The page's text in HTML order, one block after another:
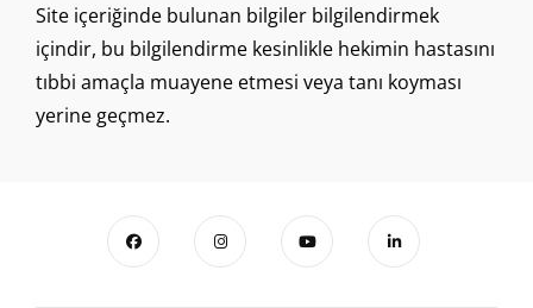
Site içeriğinde bulunan bilgiler bilgilendirmek
içindir, bu bilgilendirme kesinlikle hekimin hastasını
tıbbi amaçla muayene etmesi veya tanı koyması
yerine geçmez.